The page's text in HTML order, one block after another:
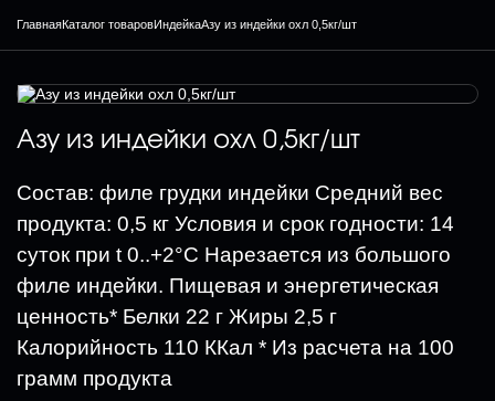
ГлавнаяКаталог товаровИндейкаАзу из индейки охл 0,5кг/шт
Азу из индейки охл 0,5кг/шт
Состав: филе грудки индейки Средний вес
продукта: 0,5 кг Условия и срок годности: 14
суток при t 0..+2°С Нарезается из большого
филе индейки. Пищевая и энергетическая
ценность* Белки 22 г Жиры 2,5 г
Калорийность 110 ККал * Из расчета на 100
грамм продукта